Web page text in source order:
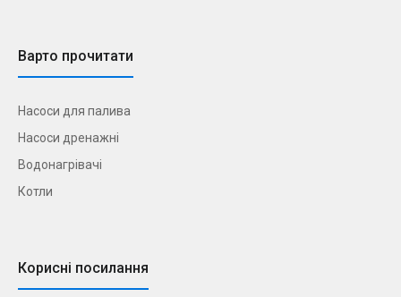
Варто прочитати
Насоси для палива
Насоси дренажні
Водонагрівачі
Котли
Корисні посилання